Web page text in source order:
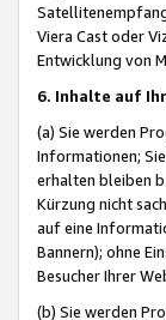
Viera Cast oder
Entwicklung von
6. Inhalte auf
(a) Sie werden
Informationen;
erhalten bleiben
Kürzung nicht
auf eine
Bannern); ohne
Besucher Ihrer
(b) Sie werden